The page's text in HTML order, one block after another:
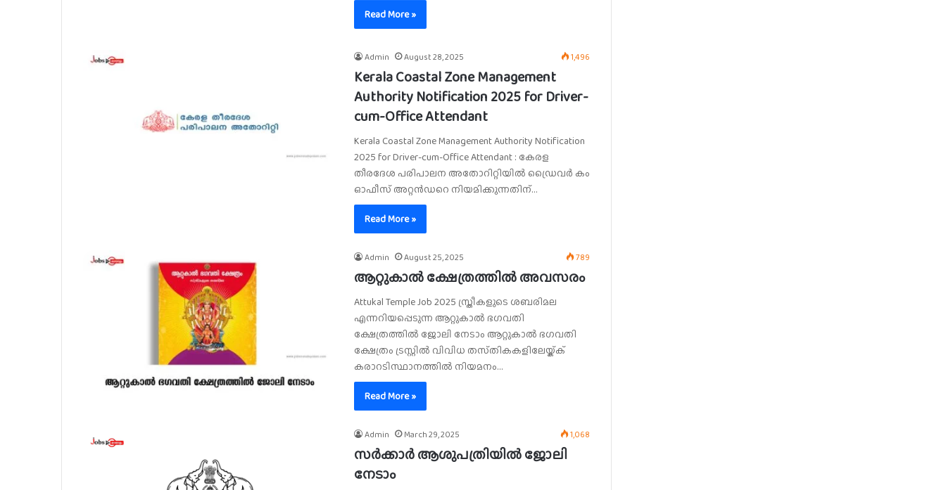
Read More »
Admin August 28, 2025 1,496
Kerala Coastal Zone Management
Authority Notification 2025 for Driver-
cum-Office Attendant
Kerala Coastal Zone Management Authority Notification
2025 for Driver-cum-Office Attendant : കേരള
തീരദേശ പരിപാലന അതോറിറ്റിയിൽ ഡ്രൈവർ കം
ഓഫീസ് അറ്റൻഡറെ നിയമിക്കുന്നതിന്…
Read More »
Admin August 25, 2025 789
ആറ്റുകാൽ ക്ഷേത്രത്തിൽ അവസരം
Attukal Temple Job 2025 സ്ത്രീകളുടെ ശബരിമല
എന്നറിയപ്പെടുന്ന ആറ്റുകാൽ ഭഗവതി
ക്ഷേത്രത്തിൽ ജോലി നേടാം ആറ്റുകാൽ ഭഗവതി
ക്ഷേത്രം ട്രസ്റ്റിൽ വിവിധ തസ്‌തികകളിലേയ്ക്ക്
കരാറടിസ്ഥാനത്തിൽ നിയമനം…
Read More »
Admin March 29, 2025 1,068
സർക്കാർ ആശുപത്രിയിൽ ജോലി
നേടാം